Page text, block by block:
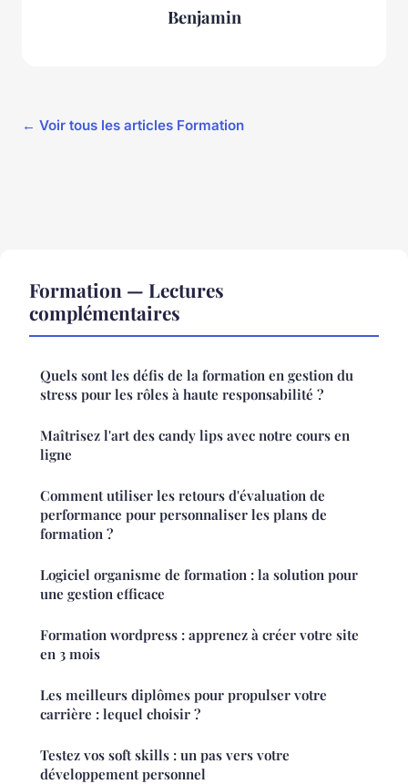
Benjamin
← Voir tous les articles Formation
Formation — Lectures
complémentaires
Quels sont les défis de la formation en gestion du
stress pour les rôles à haute responsabilité ?
Maîtrisez l'art des candy lips avec notre cours en
ligne
Comment utiliser les retours d'évaluation de
performance pour personnaliser les plans de
formation ?
Logiciel organisme de formation : la solution pour
une gestion efficace
Formation wordpress : apprenez à créer votre site
en 3 mois
Les meilleurs diplômes pour propulser votre
carrière : lequel choisir ?
Testez vos soft skills : un pas vers votre
développement personnel